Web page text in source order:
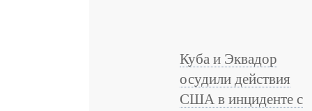
Куба и Эквадор
осудили действия
США в инциденте с